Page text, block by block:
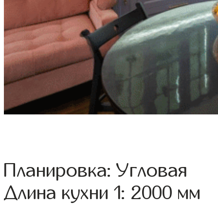
Планировка: Угловая
Длина кухни 1: 2000 мм